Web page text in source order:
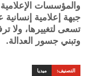
والمؤسسات
جبهة إعلامية
تسعى لتغييرها،
وتبني جسور العدالة.
التصنيف: ميديا